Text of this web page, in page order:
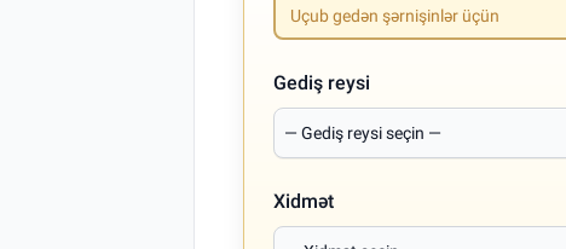
Uçub gedən şərnişinlər üçün
Gediş reysi
Xidmət